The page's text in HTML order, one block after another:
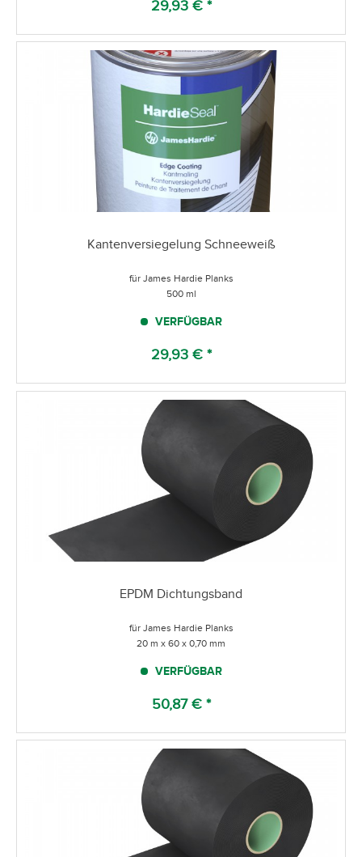
29,93 € *
Kantenversiegelung Schneeweiß
für James Hardie Planks
500 ml
VERFÜGBAR
29,93 € *
EPDM Dichtungsband
für James Hardie Planks
20 m x 60 x 0,70 mm
VERFÜGBAR
50,87 € *